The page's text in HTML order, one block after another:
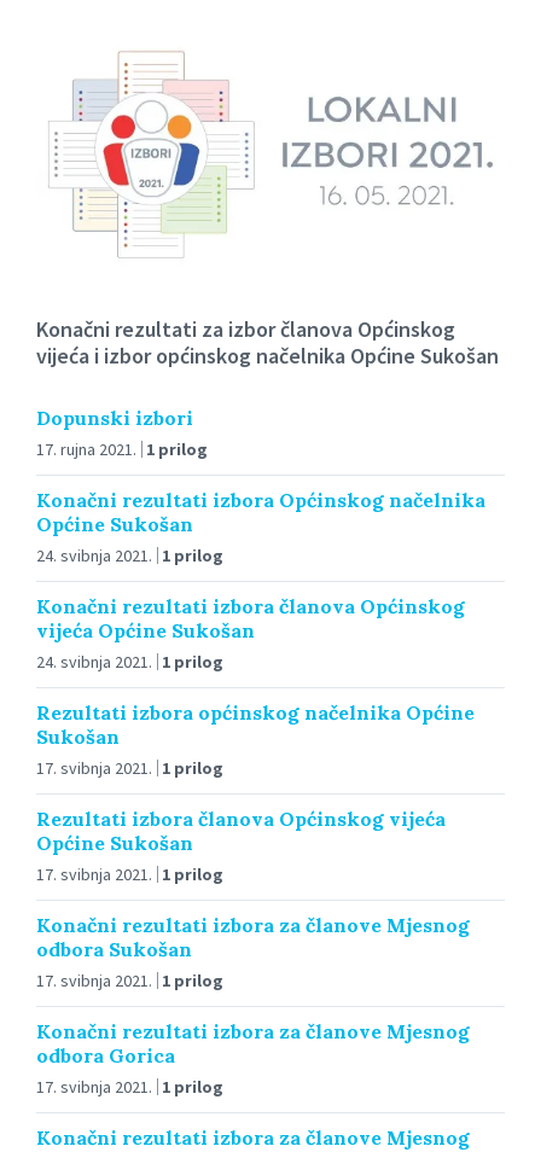
Konačni rezultati za izbor članova Općinskog
vijeća i izbor općinskog načelnika Općine Sukošan
Dopunski izbori
17. rujna 2021. 1 prilog
Konačni rezultati izbora Općinskog načelnika
Općine Sukošan
24. svibnja 2021. 1 prilog
Konačni rezultati izbora članova Općinskog
vijeća Općine Sukošan
24. svibnja 2021. 1 prilog
Rezultati izbora općinskog načelnika Općine
Sukošan
17. svibnja 2021. 1 prilog
Rezultati izbora članova Općinskog vijeća
Općine Sukošan
17. svibnja 2021. 1 prilog
Konačni rezultati izbora za članove Mjesnog
odbora Sukošan
17. svibnja 2021. 1 prilog
Konačni rezultati izbora za članove Mjesnog
odbora Gorica
17. svibnja 2021. 1 prilog
Konačni rezultati izbora za članove Mjesnog